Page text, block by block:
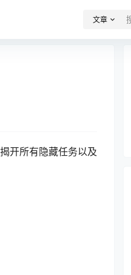
文章
开所有隐藏任务以及